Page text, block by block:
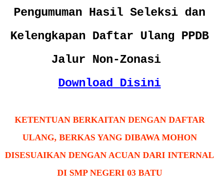
Pengumuman Hasil Seleksi dan
Kelengkapan Daftar Ulang PPDB
Jalur Non-Zonasi
Download Disini
KETENTUAN BERKAITAN DENGAN DAFTAR
ULANG, BERKAS YANG DIBAWA MOHON
DISESUAIKAN DENGAN ACUAN DARI INTERNAL
DI SMP NEGERI 03 BATU